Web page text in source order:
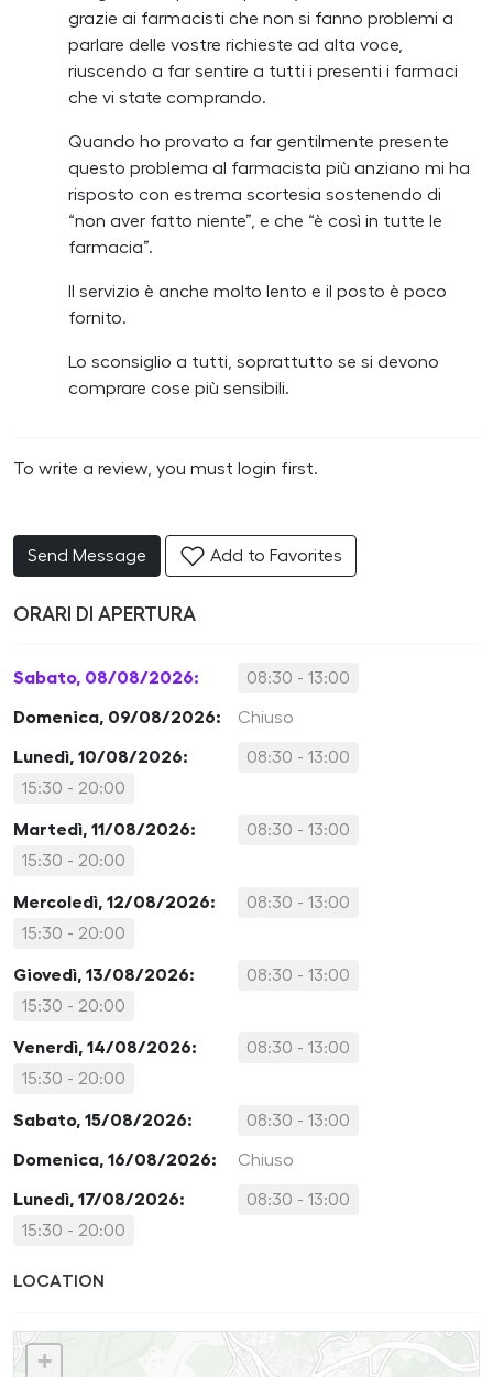
grazie ai farmacisti che non si fanno problemi a
parlare delle vostre richieste ad alta voce,
riuscendo a far sentire a tutti i presenti i farmaci
che vi state comprando.
Quando ho provato a far gentilmente presente
questo problema al farmacista più anziano mi ha
risposto con estrema scortesia sostenendo di
“non aver fatto niente”, e che “è così in tutte le
farmacia”.
Il servizio è anche molto lento e il posto è poco
fornito.
Lo sconsiglio a tutti, soprattutto se si devono
comprare cose più sensibili.
To write a review, you must login first.
Send Message Add to Favorites
ORARI DI APERTURA
Sabato, 08/08/2026: 08:30 - 13:00
Domenica, 09/08/2026: Chiuso
Lunedì, 10/08/2026:
08:30 - 13:00
15:30 - 20:00
Martedì, 11/08/2026:
08:30 - 13:00
15:30 - 20:00
Mercoledì, 12/08/2026:
08:30 - 13:00
15:30 - 20:00
Giovedì, 13/08/2026:
08:30 - 13:00
15:30 - 20:00
Venerdì, 14/08/2026:
08:30 - 13:00
15:30 - 20:00
Sabato, 15/08/2026: 08:30 - 13:00
Domenica, 16/08/2026: Chiuso
Lunedì, 17/08/2026:
08:30 - 13:00
15:30 - 20:00
LOCATION
+